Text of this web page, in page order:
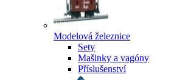
Modelová železnice
Sety
Mašinky a vagóny
Příslušenství